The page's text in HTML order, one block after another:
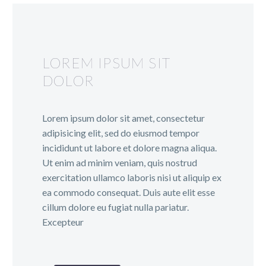
LOREM IPSUM SIT
DOLOR
Lorem ipsum dolor sit amet, consectetur
adipisicing elit, sed do eiusmod tempor
incididunt ut labore et dolore magna aliqua.
Ut enim ad minim veniam, quis nostrud
exercitation ullamco laboris nisi ut aliquip ex
ea commodo consequat. Duis aute elit esse
cillum dolore eu fugiat nulla pariatur.
Excepteur